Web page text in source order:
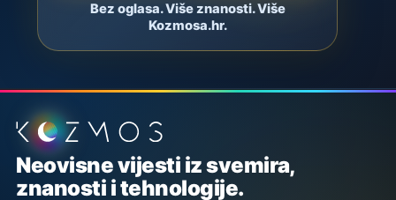
Bez oglasa. Više znanosti. Više
Kozmosa.hr.
Podnožje stranice
Neovisne vijesti iz svemira,
znanosti i tehnologije.